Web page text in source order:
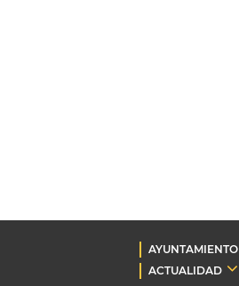
AYUNTAMIENTO
ACTUALIDAD